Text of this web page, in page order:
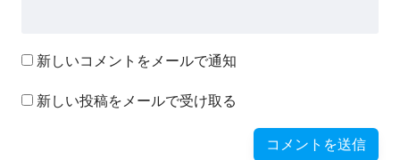
新しいコメントをメールで通知
新しい投稿をメールで受け取る